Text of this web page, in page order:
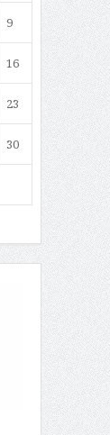
9
16
23
30